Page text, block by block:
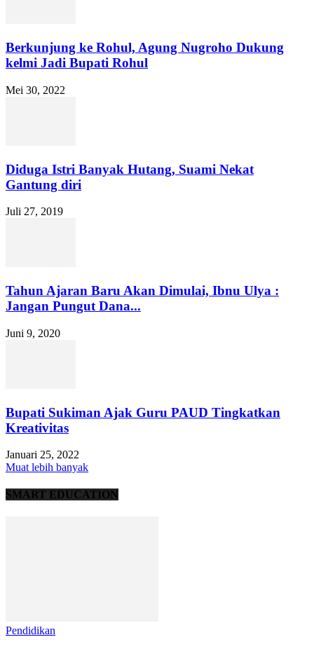
Berkunjung ke Rohul, Agung Nugroho Dukung
kelmi Jadi Bupati Rohul
Mei 30, 2022
Diduga Istri Banyak Hutang, Suami Nekat
Gantung diri
Juli 27, 2019
Tahun Ajaran Baru Akan Dimulai, Ibnu Ulya :
Jangan Pungut Dana...
Juni 9, 2020
Bupati Sukiman Ajak Guru PAUD Tingkatkan
Kreativitas
Januari 25, 2022
Muat lebih banyak
SMART EDUCATION
Pendidikan